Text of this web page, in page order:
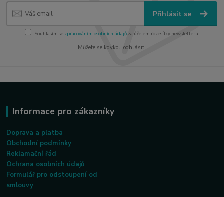
Přihlásit se
Souhlasím se zpracováním osobních údajůza účelem rozesílky newsletteru.
Můžete se kdykoli odhlásit.
Informace pro zákazníky
Doprava a platba
Obchodní podmínky
Reklamační řád
Ochrana osobních údajů
Formulář pro odstoupení od
smlouvy